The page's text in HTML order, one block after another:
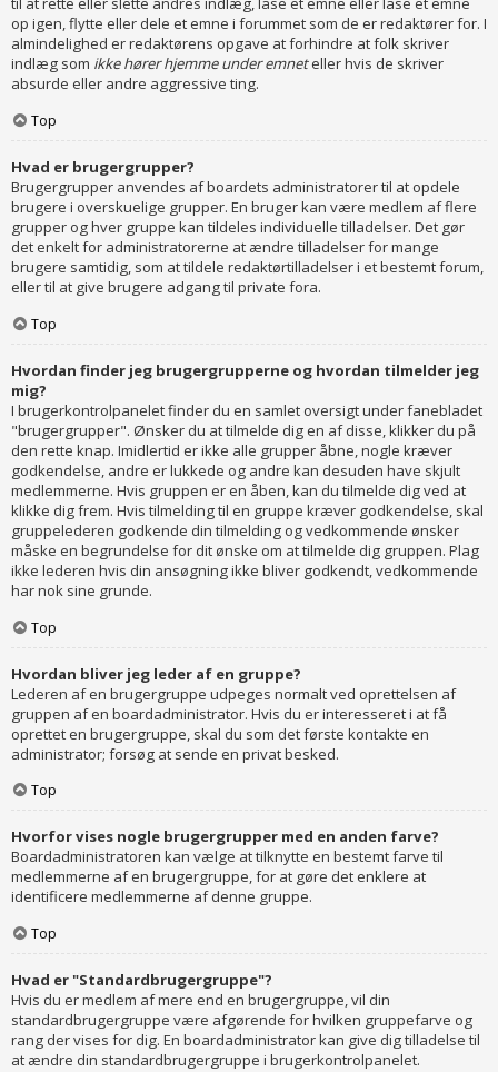
op igen, flytte eller dele et emne i forummet som de er redaktører for. I
almindelighed er redaktørens opgave at forhindre at folk skriver
indlæg som ikke hører hjemme under emneteller hvis de skriver
absurde eller andre aggressive ting.
Top
Hvad er brugergrupper?
Brugergrupper anvendes af boardets administratorer til at opdele
brugere i overskuelige grupper. En bruger kan være medlem af flere
grupper og hver gruppe kan tildeles individuelle tilladelser. Det gør
det enkelt for administratorerne at ændre tilladelser for mange
brugere samtidig, som at tildele redaktørtilladelser i et bestemt forum,
eller til at give brugere adgang til private fora.
Top
Hvordan finder jeg brugergrupperne og hvordan tilmelder jeg
mig?
I brugerkontrolpanelet finder du en samlet oversigt under fanebladet
"brugergrupper". Ønsker du at tilmelde dig en af disse, klikker du på
den rette knap. Imidlertid er ikke alle grupper åbne, nogle kræver
godkendelse, andre er lukkede og andre kan desuden have skjult
medlemmerne. Hvis gruppen er en åben, kan du tilmelde dig ved at
klikke dig frem. Hvis tilmelding til en gruppe kræver godkendelse, skal
gruppelederen godkende din tilmelding og vedkommende ønsker
måske en begrundelse for dit ønske om at tilmelde dig gruppen. Plag
ikke lederen hvis din ansøgning ikke bliver godkendt, vedkommende
har nok sine grunde.
Top
Hvordan bliver jeg leder af en gruppe?
Lederen af en brugergruppe udpeges normalt ved oprettelsen af
gruppen af en boardadministrator. Hvis du er interesseret i at få
oprettet en brugergruppe, skal du som det første kontakte en
administrator; forsøg at sende en privat besked.
Top
Hvorfor vises nogle brugergrupper med en anden farve?
Boardadministratoren kan vælge at tilknytte en bestemt farve til
medlemmerne af en brugergruppe, for at gøre det enklere at
identificere medlemmerne af denne gruppe.
Top
Hvad er "Standardbrugergruppe"?
Hvis du er medlem af mere end en brugergruppe, vil din
standardbrugergruppe være afgørende for hvilken gruppefarve og
rang der vises for dig. En boardadministrator kan give dig tilladelse til
at ændre din standardbrugergruppe i brugerkontrolpanelet.